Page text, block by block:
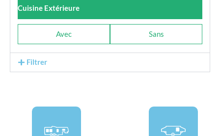
Cuisine Extérieure
Avec Sans
Filtrer